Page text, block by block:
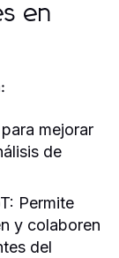
en
mejorar
de
Permite
y colaboren
del